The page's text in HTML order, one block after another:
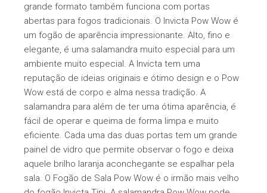
grande formato também funciona com portas
abertas para fogos tradicionais. O Invicta Pow Wow é
um fogão de aparência impressionante. Alto, fino e
elegante, é uma salamandra muito especial para um
ambiente muito especial. A Invicta tem uma
reputação de ideias originais e ótimo design e o Pow
Wow está de corpo e alma nessa tradição. A
salamandra para além de ter uma ótima aparência, é
fácil de operar e queima de forma limpa e muito
eficiente. Cada uma das duas portas tem um grande
painel de vidro que permite observar o fogo e deixa
aquele brilho laranja aconchegante se espalhar pela
sala. O Fogão de Sala Pow Wow é o irmão mais velho